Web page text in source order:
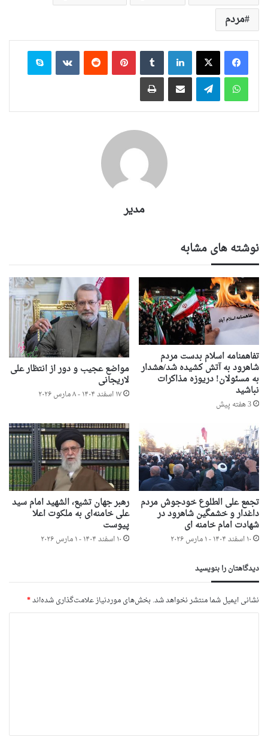
مردم
لینکدین ‫تامبلر ‫پین‌ترست‫رددیت ‫VKontakteاسکایپ
واتس آپ
تلگرام اشتراک گذاری از طریق ایمیل چاپ
مدیر
نوشته های مشابه
تفاهمنامه اسلام بدست مردم
شاهرود به آتش کشیده شد/هشدار
به مسئولان! دریوزه مذاکرات
نباشید
3 هفته پیش
مواضع عجیب و دور از انتظار علی
لاریجانی
۱۷ اسفند ۱۴۰۴ - ۸ مارس ۲۰۲۶
تجمع علی الطلوع خودجوش مردم
داغدار و خشمگین شاهرود در
شهادت امام خامنه ای
۱۰ اسفند ۱۴۰۴ - ۱ مارس ۲۰۲۶
رهبر جهان تشیع، الشهید امام سید
علی خامنه‌ای به ملکوت اعلا
پیوست
۱۰ اسفند ۱۴۰۴ - ۱ مارس ۲۰۲۶
دیدگاهتان را بنویسید
نشانی ایمیل شما منتشر نخواهد شد.بخش‌های موردنیاز علامت‌گذاری شده‌اند*